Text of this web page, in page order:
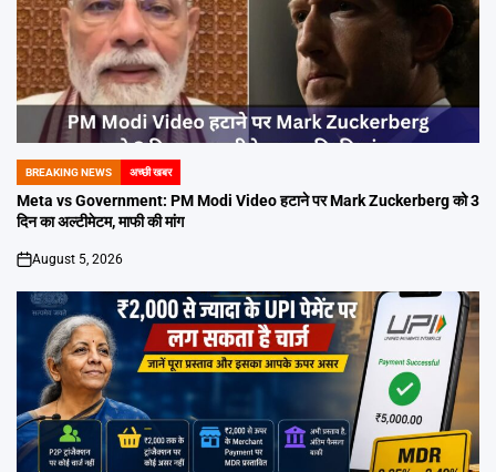
POSTED
IN
BREAKING NEWS अच्छी खबर
Meta vs Government: PM Modi Video हटाने पर Mark Zuckerberg को 3
दिन का अल्टीमेटम, माफी की मांग
on
August 5, 2026